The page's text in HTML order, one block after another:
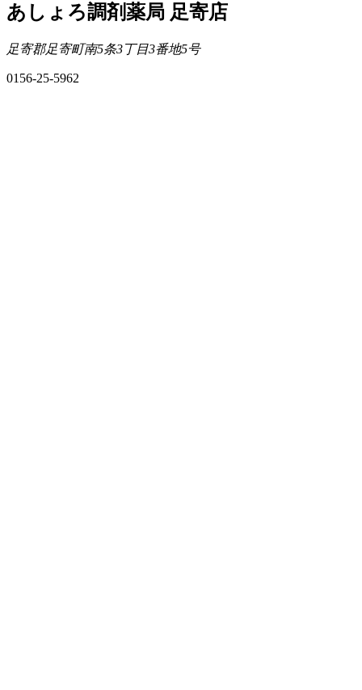
あしょろ調剤薬局 足寄店
足寄郡足寄町南5条3丁目3番地5号
0156-25-5962